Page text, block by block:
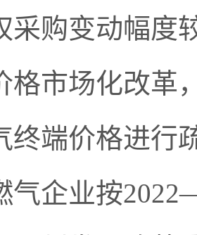
采购变动幅度
格市场化改革
终端价格进行
气企业按